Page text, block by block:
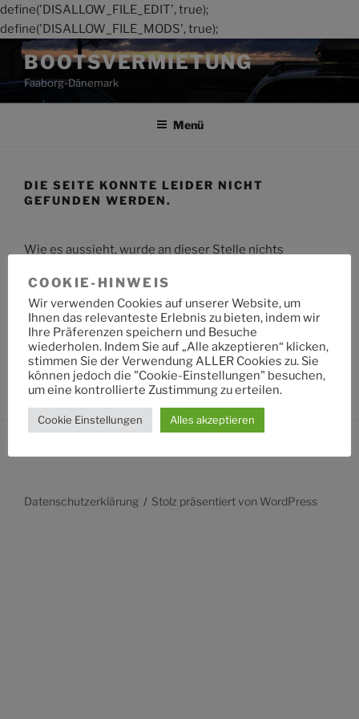
define('DISALLOW_FILE_EDIT', true);
define('DISALLOW_FILE_MODS', true);
Zum
Inhalt
springen
BOOTSVERMIETUNG
Faaborg-Dänemark
Menü
DIE SEITE KONNTE LEIDER NICHT
GEFUNDEN WERDEN.
Wie es aussieht, wurde an dieser Stelle nichts
Suche
nach:
Datenschutzerklärung Stolz präsentiert von WordPress
COOKIE-HINWEIS
Wir verwenden Cookies auf unserer Website, um
Ihnen das relevanteste Erlebnis zu bieten, indem wir
Ihre Präferenzen speichern und Besuche
wiederholen. Indem Sie auf „Alle akzeptieren“ klicken,
stimmen Sie der Verwendung ALLER Cookies zu. Sie
können jedoch die "Cookie-Einstellungen" besuchen,
um eine kontrollierte Zustimmung zu erteilen.
Cookie Einstellungen Alles akzeptieren